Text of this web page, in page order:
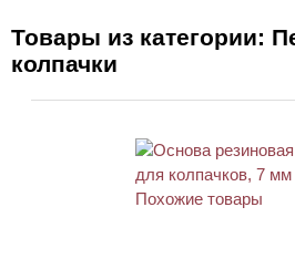
Товары из категории:
колпачки